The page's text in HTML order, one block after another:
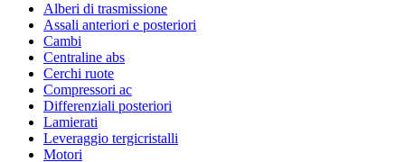
Alberi di trasmissione
Assali anteriori e posteriori
Cambi
Centraline abs
Cerchi ruote
Compressori ac
Differenziali posteriori
Lamierati
Leveraggio tergicristalli
Motori